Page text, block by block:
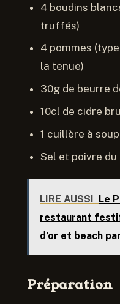
4 boudins
truffés)
4 pommes
la tenue)
30g de beurre
10cl de cidre
1 cuillère à
Sel et poivre du
LIRE AUSSI
Le
restaurant
d’or et beach
Préparation